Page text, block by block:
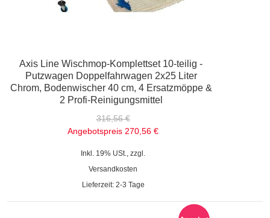
Axis Line Wischmop-Komplettset 10-teilig -
Putzwagen Doppelfahrwagen 2x25 Liter
Chrom, Bodenwischer 40 cm, 4 Ersatzmöppe &
2 Profi-Reinigungsmittel
316,56 €
Angebotspreis 270,56 €
Inkl. 19% USt., zzgl.
Versandkosten
Lieferzeit: 2-3 Tage